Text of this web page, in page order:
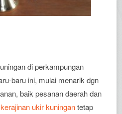
di perkampungan
baru ini, mulai menarik dgn
baik pesanan daerah dan
kerajinan ukir kuningantetap